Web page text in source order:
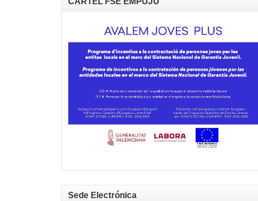
Sede Electrónica